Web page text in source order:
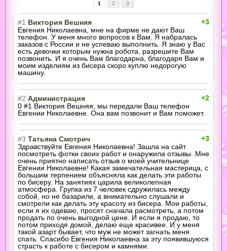
1 2 3
+3
#1 Виктория Вешняя
Евгения Николаевна, мне на фирме не дают Ваш
телефон. У меня много вопросов к Вам. Я набралась
заказов с России и не успеваю выполнить. Я знаю у Вас
есть девочки которым нужна робота, разрешите Вам
позвонить. И я очень Вам благодарна, благодаря Вам и
моим изделиям из бисера скоро куплю недорогую
машину.
+2
#2 Администрация
0 #1 Виктория Вешняя, мы передали Ваш телефон
Евгении Николаевне. Она вам позвонит и Вам поможет.
+3
#3 Татьяна Смотрич
Здравствуйте Евгения Николаевна! Зашла на сайт
посмотреть фотки своих работ и онаружила отзывы. Мне
очень приятно написать отзыв о моей учительнице
Евгении Николаевне! Какая замечательная мастерица, с
большим терпением объясняла как делать эти работы
по бисеру. На занятиях царила великолепная
атмосфера. Групка из 7 человек сдружилась между
собой, но не базарили, а внимательно слушали и
смотрели как делать эту красоту из бисера. Мои работы,
если я их одеваю, просят сначала расмотреть, а потом
продать по очень выгодной цене. И если я продаю, то
потом приходя домой, делаю еще красивее. И у меня
такой азарт бывает, что муж не может загнать меня
спать. Спасибо Евгения Николаевна за эту появившуюся
страсть к работе с бисером и камнями.